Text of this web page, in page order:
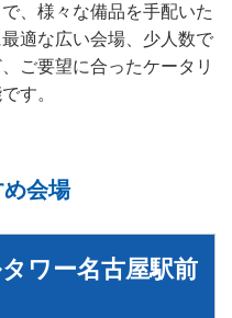
、様々な備品を手配いた
適な広い会場、少人数で
ご要望に合ったケータリ
す。
め会場
ワー名古屋駅前